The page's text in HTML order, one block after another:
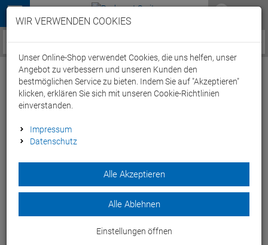
Menü
Service / Hilfe
Cube Sydrix Pro Rennrad Schuh
black'n'white - 43
Dank des Drehverschlusses bist du so schnell in deinem RD
SYDRIX PRO, wie du auch auf der Straße bist.
WIR VERWENDEN COOKIES
Unser Online-Shop verwendet Cookies, die uns helfen, unser
Angebot zu verbessern und unseren Kunden den
bestmöglichen Service zu bieten. Indem Sie auf "Akzeptieren"
klicken, erklären Sie sich mit unseren Cookie-Richtlinien
einverstanden.
Impressum
Datenschutz
Alle Akzeptieren
Alle Ablehnen
Einstellungen öffnen